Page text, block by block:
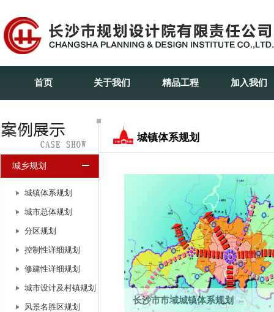
首页 关于我们 精品工程 加入我们
城乡规划
城镇体系规划
城市总体规划
分区规划
控制性详细规划
修建性详细规划
城市设计及村镇规划
风景名胜区规划
城镇体系规划
长沙市市域城镇体系规划